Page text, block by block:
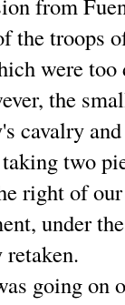
the troops
were too
the
cavalry
two
right of
under
going on